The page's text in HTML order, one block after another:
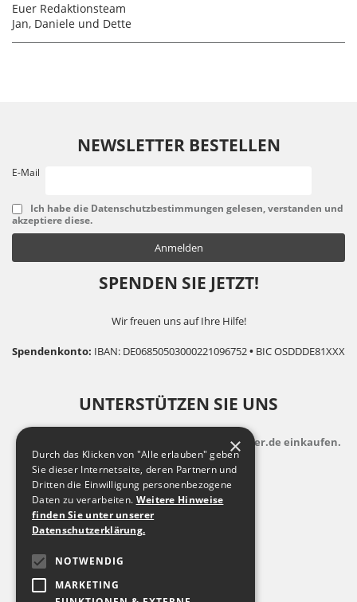
Euer Redaktionsteam
Jan, Daniele und Dette
NEWSLETTER BESTELLEN
E-Mail
Ich habe die Datenschutzbestimmungen gelesen, verstanden und
akzeptiere diese.
SPENDEN SIE JETZT!
Wir freuen uns auf Ihre Hilfe!
Spendenkonto: IBAN: DE06850503000221096752• BIC OSDDDE81XXX
UNTERSTÜTZEN SIE UNS
indem Sie zusatzkostenfrei auf Bildungsspender.de einkaufen.
×
Durch das Klicken von "Alle erlauben" geben
Sie dieser Internetseite, deren Partnern und
Dritten die Einwilligung personenbezogene
Daten zu verarbeiten. Weitere Hinweise
finden Sie unter unserer
Datenschutzerklärung.
NOTWENDIG
MARKETING